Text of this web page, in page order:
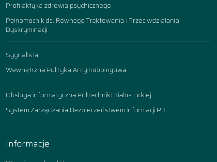
Profilaktyka zdrowia psychicznego
Pełnomocnik ds. Równego Traktowania i Przeciwdziałania
Dyskryminacji
Sygnalista
Wewnętrzna Polityka Antymobbingowa
Obsługa informatyczna Politechniki Białostockiej
System Zarządzania Bezpieczeństwem Informacji PB
Informacje